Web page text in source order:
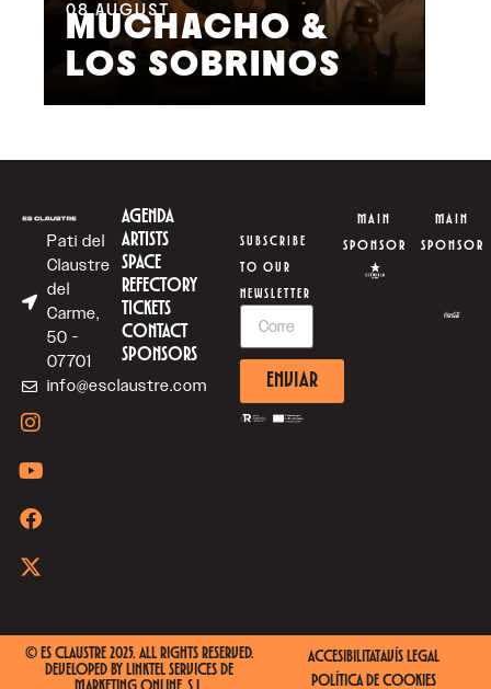
08 AUGUST
MUCHACHO &
LOS SOBRINOS
Pati del
Claustre
del
Carme,
50 -
07701
info@esclaustre.com
AGENDA
ARTISTS
SPACE
REFECTORY
TICKETS
CONTACT
SPONSORS
SUBSCRIBE
TO OUR
NEWSLETTER
ENVIAR
MAIN
SPONSOR
MAIN
SPONSOR
© ES CLAUSTRE 2025. ALL RIGHTS RESERVED.
DEVELOPED BY LINKTEL SERVICES DE
ACCESIBILITATAVÍS LEGAL
POLÍTICA DE COOKIES